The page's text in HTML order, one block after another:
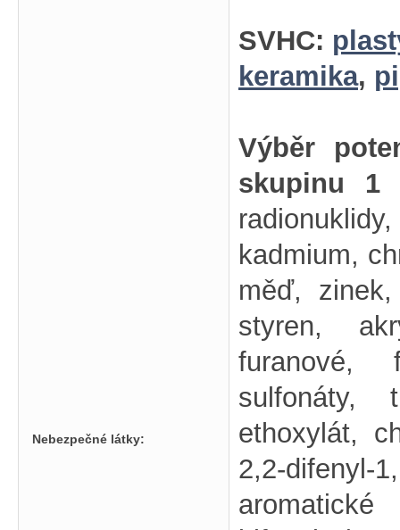
Nebezpečné látky:
SVHC:
keramika,
Výběr
skupinu 1
kadmium,
měď,
styren,
furanové,
sulfonáty,
ethoxylát,
2,2-difenyl-
aromatické